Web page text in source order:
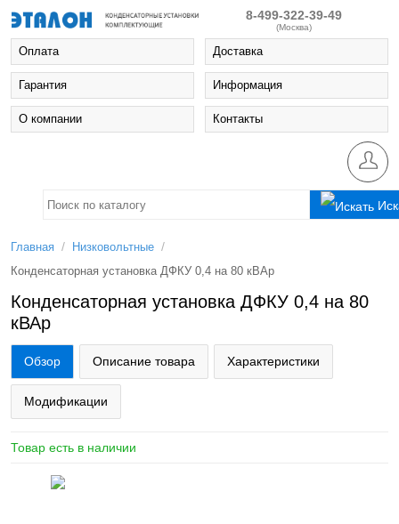
8-499-322-39-49
(Москва)
Оплата Доставка
Гарантия Информация
О компании Контакты
Главная / Низковольтные /
Конденсаторная установка ДФКУ 0,4 на 80 кВАр
Конденсаторная установка ДФКУ 0,4 на 80
кВАр
Обзор Описание товара Характеристики
Модификации
Товар есть в наличии